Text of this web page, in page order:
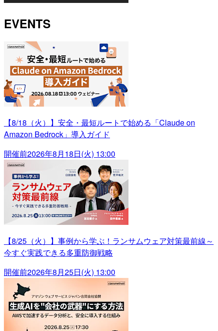
EVENTS
【8/18（火）】安全・最短ルートで始める「Claude on
Amazon Bedrock」導入ガイド
開催前2026年8月18日(火) 13:00
【8/25（火）】事例から学ぶ！ランサムウェア対策最前線～
今すぐ実践できる多重防御戦略
開催前2026年8月25日(火) 13:00